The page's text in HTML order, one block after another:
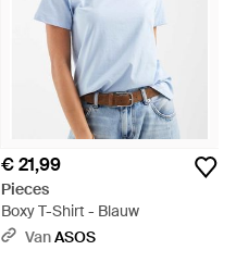
€ 21,99
Pieces
Boxy T-Shirt - Blauw
VanASOS